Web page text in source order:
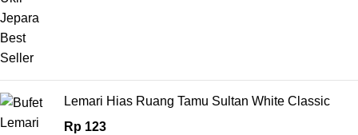
Lemari Hias Ruang Tamu Sultan White Classic
Rp 123